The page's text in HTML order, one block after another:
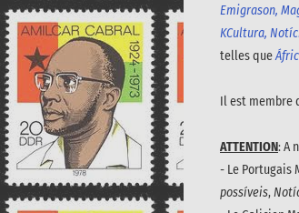
Emigrason,
KCultura,
telles que
Il est membre
ATTENTION: A
- Le Portugais
possíveis,